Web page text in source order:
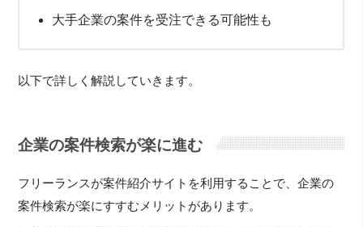
大手企業の案件を受注できる可能性も
以下で詳しく解説していきます。
企業の案件検索が楽に進む
フリーランスが案件紹介サイトを利用することで、企業の
案件検索が楽にすすむメリットがあります。